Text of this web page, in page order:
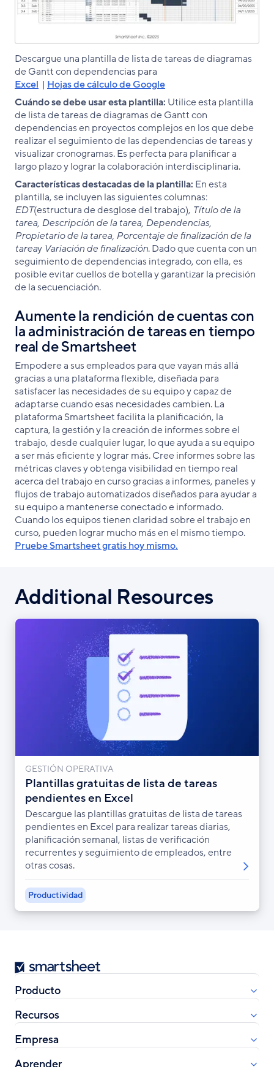
Descargue una plantilla de lista de tareas de diagramas
de Gantt con dependencias para
Excel | Hojas de cálculo de Google
Cuándo se debe usar esta plantilla: Utilice esta plantilla
de lista de tareas de diagramas de Gantt con
dependencias en proyectos complejos en los que debe
realizar el seguimiento de las dependencias de tareas y
visualizar cronogramas. Es perfecta para planificar a
largo plazo y lograr la colaboración interdisciplinaria.
Características destacadas de la plantilla: En esta
plantilla, se incluyen las siguientes columnas:
EDT(estructura de desglose del trabajo), Título de la
tarea, Descripción de la tarea, Dependencias,
Propietario de la tarea, Porcentaje de finalización de la
tareay Variación de finalización. Dado que cuenta con un
seguimiento de dependencias integrado, con ella, es
posible evitar cuellos de botella y garantizar la precisión
de la secuenciación.
Aumente la rendición de cuentas con
la administración de tareas en tiempo
real de Smartsheet
Empodere a sus empleados para que vayan más allá
gracias a una plataforma flexible, diseñada para
satisfacer las necesidades de su equipo y capaz de
adaptarse cuando esas necesidades cambien. La
plataforma Smartsheet facilita la planificación, la
captura, la gestión y la creación de informes sobre el
trabajo, desde cualquier lugar, lo que ayuda a su equipo
a ser más eficiente y lograr más. Cree informes sobre las
métricas claves y obtenga visibilidad en tiempo real
acerca del trabajo en curso gracias a informes, paneles y
flujos de trabajo automatizados diseñados para ayudar a
su equipo a mantenerse conectado e informado.
Cuando los equipos tienen claridad sobre el trabajo en
curso, pueden lograr mucho más en el mismo tiempo.
Pruebe Smartsheet gratis hoy mismo.
Additional Resources
GESTIÓN OPERATIVA
Plantillas gratuitas de lista de tareas
pendientes en Excel
Descargue las plantillas gratuitas de lista de tareas
pendientes en Excel para realizar tareas diarias,
planificación semanal, listas de verificación
recurrentes y seguimiento de empleados, entre
otras cosas.
Productividad
Smartsheet
Producto
Recursos
Empresa